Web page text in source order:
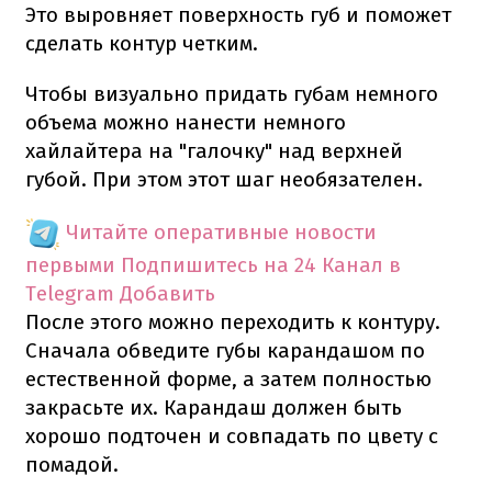
Это выровняет поверхность губ и поможет
сделать контур четким.
Чтобы визуально придать губам немного
объема можно нанести немного
хайлайтера на "галочку" над верхней
губой. При этом этот шаг необязателен.
Читайте оперативные новости
первыми Подпишитесь на 24 Канал в
Telegram Добавить
После этого можно переходить к контуру.
Сначала обведите губы карандашом по
естественной форме, а затем полностью
закрасьте их. Карандаш должен быть
хорошо подточен и совпадать по цвету с
помадой.